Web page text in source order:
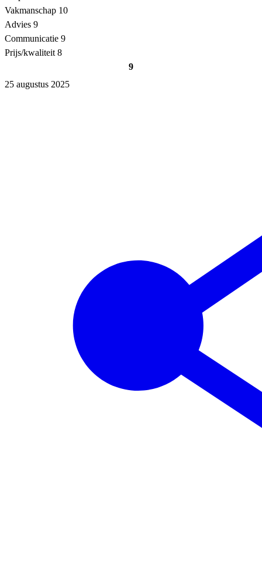
Vakmanschap 10
Advies 9
Communicatie 9
Prijs/kwaliteit 8
9
25 augustus 2025